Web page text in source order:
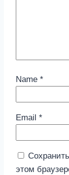
Name *
Email *
этом